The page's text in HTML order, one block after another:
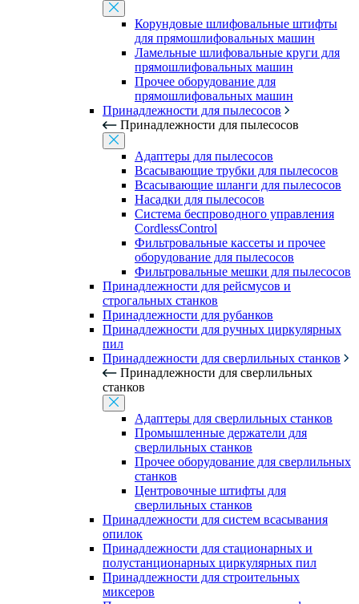
Корундовые шлифовальные штифты
для прямошлифовальных машин
Ламельные шлифовальные круги для
прямошлифовальных машин
Прочее оборудование для
прямошлифовальных машин
Принадлежности для пылесосов
Принадлежности для пылесосов
Адаптеры для пылесосов
Всасывающие трубки для пылесосов
Всасывающие шланги для пылесосов
Насадки для пылесосов
Система беспроводного управления
CordlessControl
Фильтровальные кассеты и прочее
оборудование для пылесосов
Фильтровальные мешки для пылесосов
Принадлежности для рейсмусов и
строгальных станков
Принадлежности для рубанков
Принадлежности для ручных циркулярных
пил
Принадлежности для сверлильных станков
Принадлежности для сверлильных
станков
Адаптеры для сверлильных станков
Промышленные держатели для
сверлильных станков
Прочее оборудование для сверлильных
станков
Центровочные штифты для
сверлильных станков
Принадлежности для систем всасывания
опилок
Принадлежности для стационарных и
полустанционарных циркулярных пил
Принадлежности для строительных
миксеров